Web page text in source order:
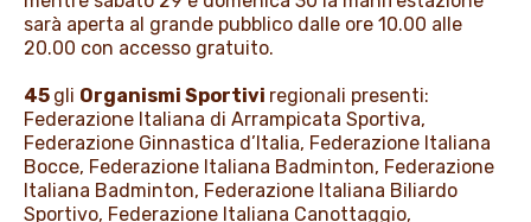
sarà aperta al grande pubblico dalle ore 10.00 alle
20.00 con accesso gratuito.
45 gli Organismi Sportivi regionali presenti:
Federazione Italiana di Arrampicata Sportiva,
Federazione Ginnastica d’Italia, Federazione Italiana
Bocce, Federazione Italiana Badminton, Federazione
Italiana Badminton, Federazione Italiana Biliardo
Sportivo, Federazione Italiana Canottaggio,